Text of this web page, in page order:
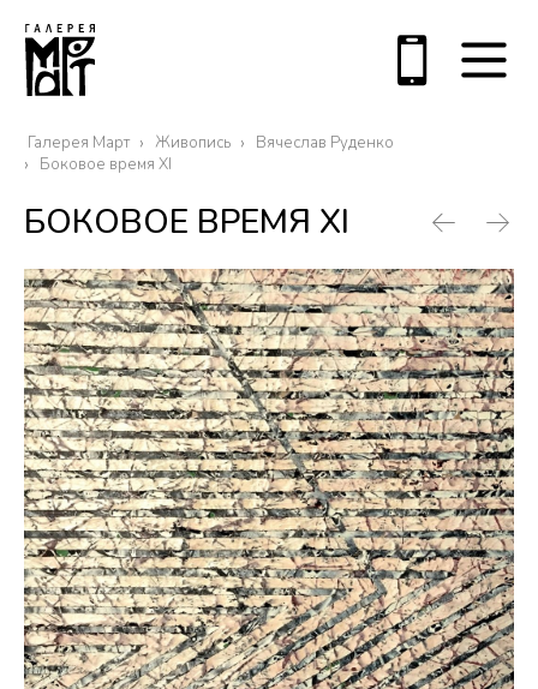
Галерея Март Живопись
Вячеслав Руденко
Боковое время XI
БОКОВОЕ ВРЕМЯ XI